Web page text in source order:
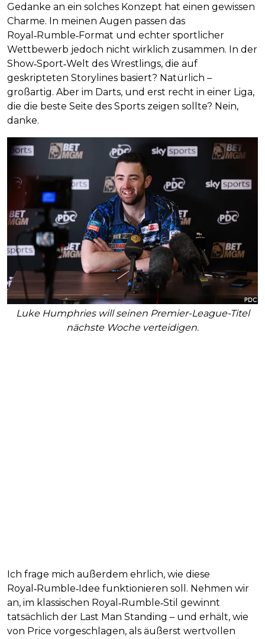
Gedanke an ein solches Konzept hat einen gewissen
Charme. In meinen Augen passen das
Royal‑Rumble‑Format und echter sportlicher
Wettbewerb jedoch nicht wirklich zusammen. In der
Show‑Sport‑Welt des Wrestlings, die auf
geskripteten Storylines basiert? Natürlich –
großartig. Aber im Darts, und erst recht in einer Liga,
die die beste Seite des Sports zeigen sollte? Nein,
danke.
Luke Humphries will seinen Premier-League-Titel
nächste Woche verteidigen.
Ich frage mich außerdem ehrlich, wie diese
Royal‑Rumble‑Idee funktionieren soll. Nehmen wir
an, im klassischen Royal‑Rumble‑Stil gewinnt
tatsächlich der Last Man Standing – und erhält, wie
von Price vorgeschlagen, als äußerst wertvollen